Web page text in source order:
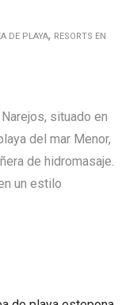
DE PLAYA, RESORTS EN
situado en
del mar Menor,
de hidromasaje.
un estilo